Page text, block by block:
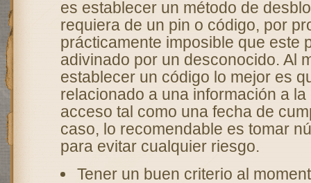
es establecer un método de
requiera de un pin o código, por
prácticamente imposible que este
adivinado por un desconocido. Al
establecer un código lo mejor es
relacionado a una información a
acceso tal como una fecha de
caso, lo recomendable es tomar
para evitar cualquier riesgo.
Tener un buen criterio al